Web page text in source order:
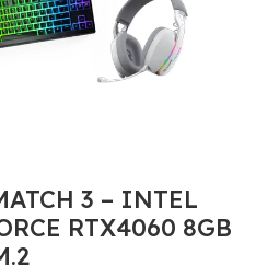
3 – INTEL
RTX4060 8GB